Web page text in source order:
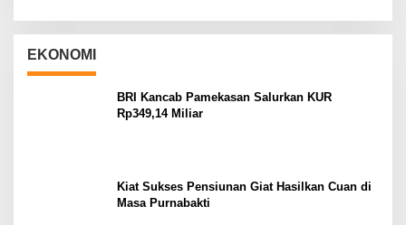
EKONOMI
BRI Kancab Pamekasan Salurkan KUR
Rp349,14 Miliar
Kiat Sukses Pensiunan Giat Hasilkan Cuan di
Masa Purnabakti